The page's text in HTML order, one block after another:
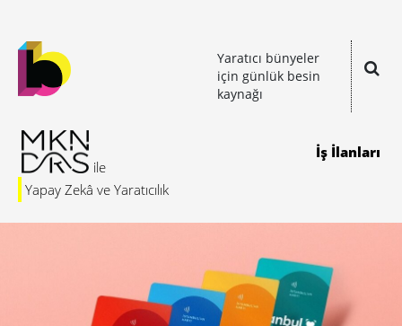
Yaratıcı bünyeler
için günlük besin
kaynağı
Yapay Zekâ ve Yaratıcılık
İş İlanları